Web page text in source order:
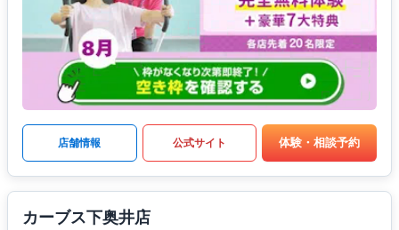
店舗情報 公式サイト 体験・相談予約
カーブス下奥井店